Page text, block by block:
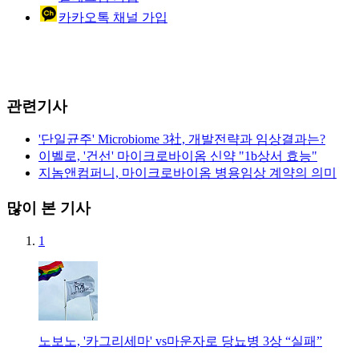
카카오톡 채널 가입
관련기사
'단일균주' Microbiome 3社, 개발전략과 임상결과는?
이벨로, '건선' 마이크로바이옴 신약 "1b상서 효능"
지놈앤컴퍼니, 마이크로바이옴 병용임상 계약의 의미
많이 본 기사
1
노보노, '카그리세마' vs마운자로 당뇨병 3상 “실패”